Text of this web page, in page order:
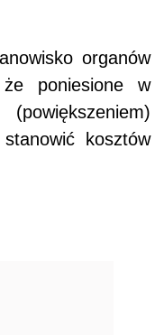
organów
że poniesione w
kosztów